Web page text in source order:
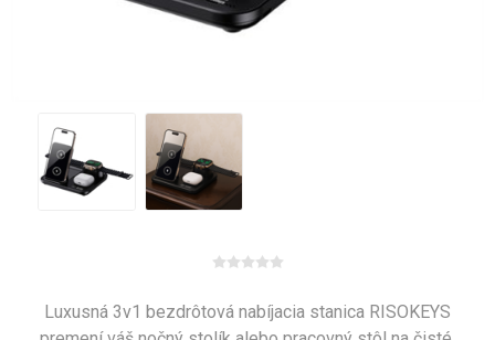
Luxusná 3v1 bezdrôtová nabíjacia stanica RISOKEYS